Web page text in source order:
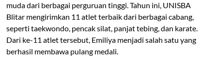
muda dari berbagai perguruan tinggi. Tahun ini, UNISBA
Blitar mengirimkan 11 atlet terbaik dari berbagai cabang,
seperti taekwondo, pencak silat, panjat tebing, dan karate.
Dari ke-11 atlet tersebut, Emiliya menjadi salah satu yang
berhasil membawa pulang medali.